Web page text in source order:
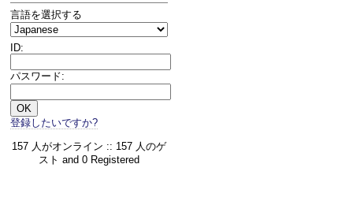
言語を選択する
ID:
パスワード:
登録したいですか?
157 人がオンライン :: 157 人のゲ
スト and 0 Registered